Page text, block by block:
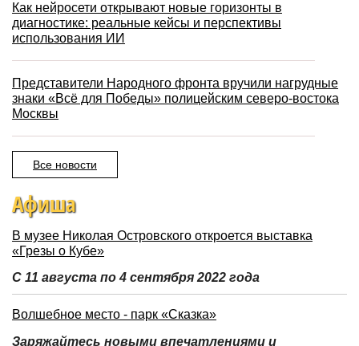
Как нейросети открывают новые горизонты в
диагностике: реальные кейсы и перспективы
использования ИИ
Представители Народного фронта вручили нагрудные
знаки «Всё для Победы» полицейским северо-востока
Москвы
Все новости
Афиша
В музее Николая Островского откроется выставка
«Грезы о Кубе»
С 11 августа по 4 сентября 2022 года
Волшебное место - парк «Сказка»
Заряжайтесь новыми впечатлениями и